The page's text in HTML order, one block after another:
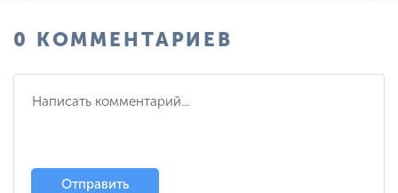
0 КОММЕНТАРИЕВ
Отправить